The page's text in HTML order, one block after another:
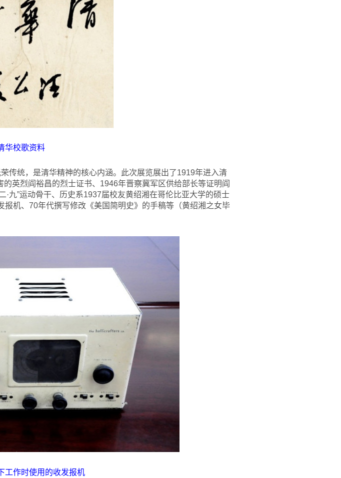
华校歌资料
传统，是清华精神的核心内涵。此次展览展出了1919年进入清
英烈阎裕昌的烈士证书、1946年晋察冀军区供给部长等证明阎
九”运动骨干、历史系1937届校友黄绍湘在哥伦比亚大学的硕士
机、70年代撰写修改《美国简明史》的手稿等（黄绍湘之女毕
工作时使用的收发报机